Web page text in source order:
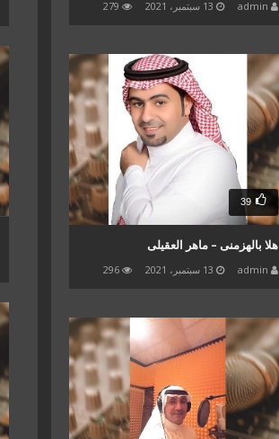
admin 13 سبتمبر، 2021 279
39
هلا بالهزمنى – ماهر العقيلى
admin 13 سبتمبر، 2021 296